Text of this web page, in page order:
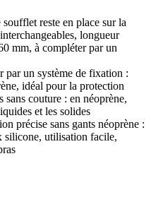
reste en place sur la
longueur
mm, à compléter par un
par un système de fixation :
idéal pour la protection
sans couture : en néoprène,
et les solides
précise sans gants néoprène :
silicone, utilisation facile,